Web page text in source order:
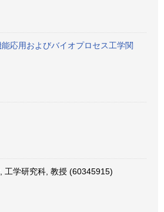
応用およびバイオプロセス工学関
工学研究科, 教授 (60345915)